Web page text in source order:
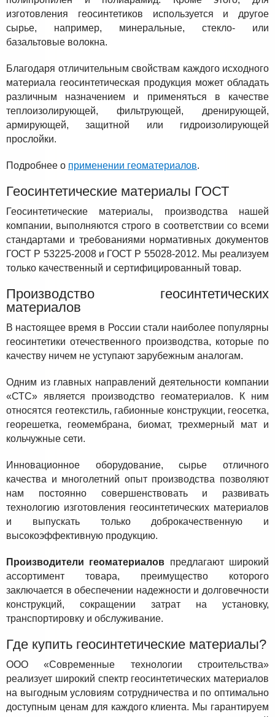
изготовления геосинтетиков используется и другое
сырье, например, минеральные, стекло- или
базальтовые волокна.
Благодаря отличительным свойствам каждого исходного
материала геосинтетическая продукция может обладать
различным назначением и применяться в качестве
теплоизолирующей, фильтрующей, дренирующей,
армирующей, защитной или гидроизолирующей
прослойки.
Подробнее о применении геоматериалов.
Геосинтетические материалы ГОСТ
Геосинтетические материалы, производства нашей
компании, выполняются строго в соответствии со всеми
стандартами и требованиями нормативных документов
ГОСТ Р 53225-2008 и ГОСТ Р 55028-2012. Мы реализуем
только качественный и сертифицированный товар.
Производство геосинтетических
материалов
В настоящее время в России стали наиболее популярны
геосинтетики отечественного производства, которые по
качеству ничем не уступают зарубежным аналогам.
Одним из главных направлений деятельности компании
«СТС» является производство геоматериалов. К ним
относятся геотекстиль, габионные конструкции, геосетка,
георешетка, геомембрана, биомат, трехмерный мат и
кольчужные сети.
Инновационное оборудование, сырье отличного
качества и многолетний опыт производства позволяют
нам постоянно совершенствовать и развивать
технологию изготовления геосинтетических материалов
и выпускать только доброкачественную и
высокоэффективную продукцию.
Производители геоматериалов предлагают широкий
ассортимент товара, преимущество которого
заключается в обеспечении надежности и долговечности
конструкций, сокращении затрат на установку,
транспортировку и обслуживание.
Где купить геосинтетические материалы?
ООО «Современные технологии строительства»
реализует широкий спектр геосинтетических материалов
на выгодным условиям сотрудничества и по оптимально
доступным ценам для каждого клиента. Мы гарантируем